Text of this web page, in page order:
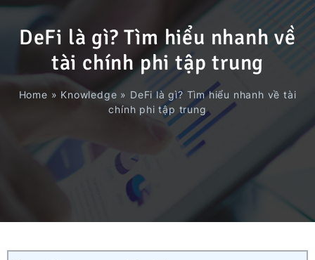
DeFi là gì? Tìm hiểu nhanh về
tài chính phi tập trung
Home » Knowledge » DeFi là gì? Tìm hiểu nhanh về tài
chính phi tập trung